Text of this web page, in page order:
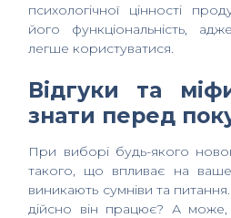
психологічної цінності
його функціональність,
легше користуватися.
Відгуки та
знати перед
При виборі будь-якого
такого, що впливає на
виникають сумніви та
дійсно він працює? А